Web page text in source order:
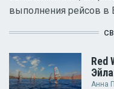
выполнения рейсов в
Red
Анна